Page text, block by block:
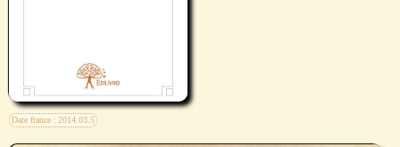
Date france : 2014.03.5